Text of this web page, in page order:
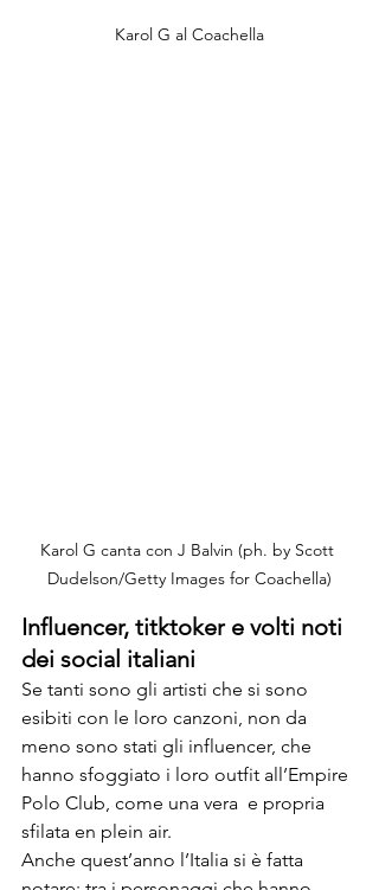
Karol G al Coachella
Karol G canta con J Balvin (ph. by Scott
Dudelson/Getty Images for Coachella)
Influencer, titktoker e volti noti
dei social italiani
Se tanti sono gli artisti che si sono
esibiti con le loro canzoni, non da
meno sono stati gli influencer, che
hanno sfoggiato i loro outfit all’Empire
Polo Club, come una vera  e propria
sfilata en plein air.
Anche quest’anno l’Italia si è fatta